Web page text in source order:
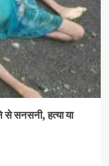
सनसनी, हत्या या